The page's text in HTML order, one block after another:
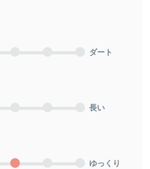
ダート
長い
ゆっくり